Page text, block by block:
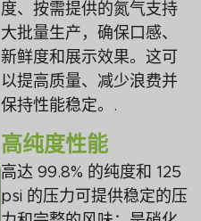
度、按需提供的氮气支持
大批量生产，确保口感、
新鲜度和展示效果。这可
以提高质量、减少浪费并
保持性能稳定。.
高纯度性能
高达 99.8% 的纯度和 125
psi 的压力可提供稳定的压